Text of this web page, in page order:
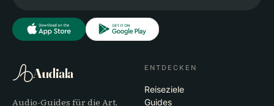
Audiala
Audio-Guides für die Art,
ENTDECKEN
Reiseziele
Guides